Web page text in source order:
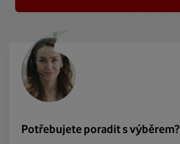
Potřebujete poradit s výběrem?